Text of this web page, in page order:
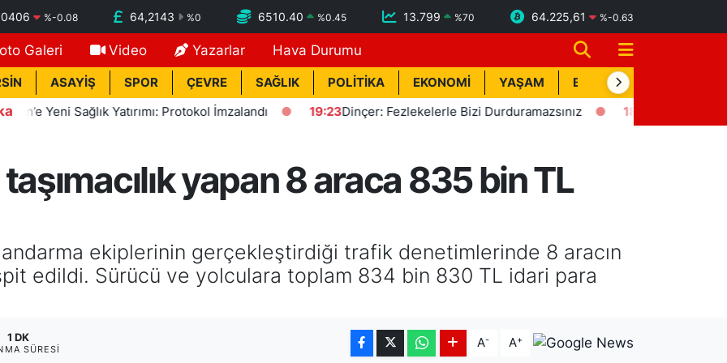
%-0.08 64,2143 %0 6510.40 %0.45 13.799 %70 64.225,61 %-0.63
Galeri Video Yazarlar Hava Durumu
ASAYİŞ SPOR ÇEVRE SAĞLIK POLİTİKA EKONOMİ YAŞAM BİK İLAN
Yeni Sağlık Yatırımı: Protokol İmzalandı 19:23Dinçer: Fezlekelerle Bizi Durduramazsınız 18:57Erdemli'de
yapan 8 araca 835 bin TL
ekiplerinin gerçekleştirdiği trafik denetimlerinde 8 aracın
edildi. Sürücü ve yolculara toplam 834 bin 830 TL idari para
1 DK
SÜRESI A- A+